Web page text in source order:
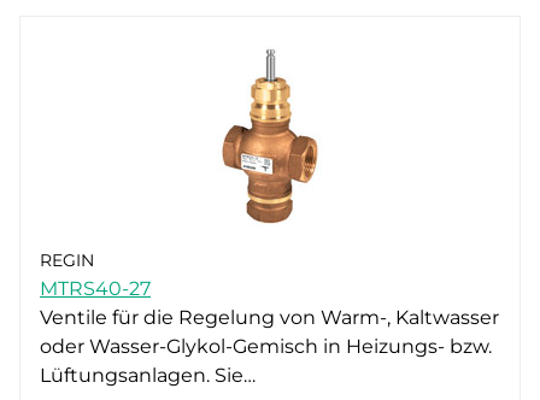
REGIN
MTRS40-27
Ventile für die Regelung von Warm-, Kaltwasser
oder Wasser-Glykol-Gemisch in Heizungs- bzw.
Lüftungsanlagen. Sie…